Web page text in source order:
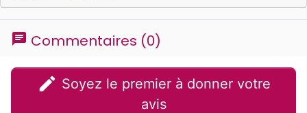
chat Commentaires (0)
edit
avis